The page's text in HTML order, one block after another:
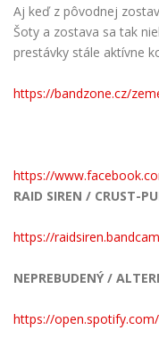
Aj keď z pôvodnej
Šoty a zostava sa tak
prestávky stále aktívne
https://bandzone.cz/
https://
RAID SIREN / CRUST-
https://
NEPREBUDENÝ /
https://